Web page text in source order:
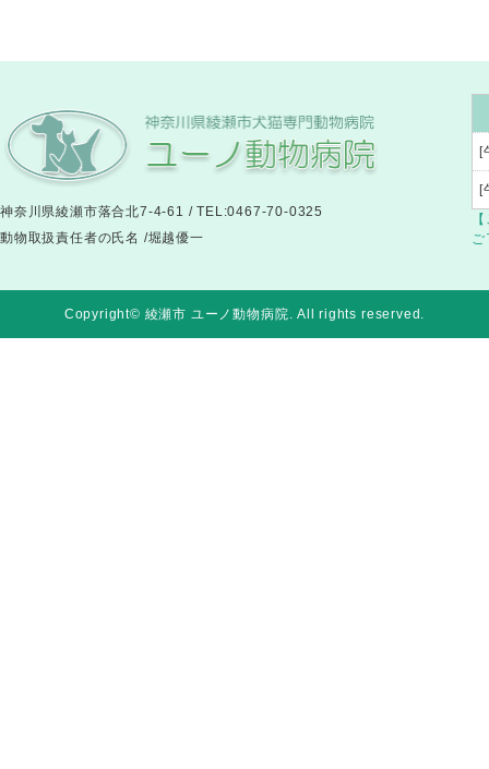
神奈川県綾瀬市落合北7-4-61 / TEL:0467-70-0325
動物取扱責任者の氏名 /堀越優一
[
[
ご
Copyright© 綾瀬市 ユーノ動物病院. All rights reserved.